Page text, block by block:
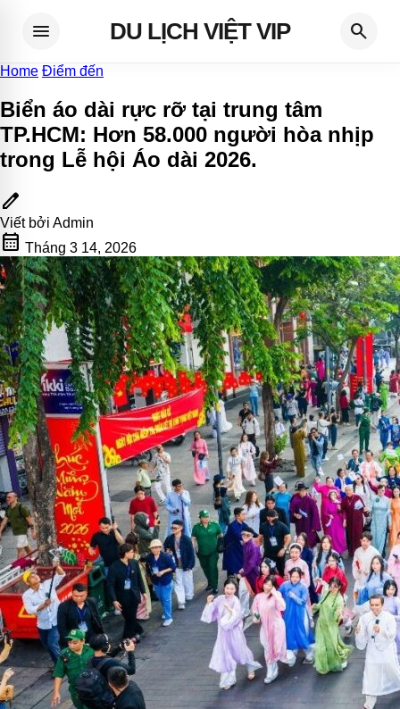
menu DU LỊCH VIỆT VIP search
Home Điểm đến
Biển áo dài rực rỡ tại trung tâm
TP.HCM: Hơn 58.000 người hòa nhịp
trong Lễ hội Áo dài 2026.
edit
Viết bởi Admin
calendar_month Tháng 3 14, 2026